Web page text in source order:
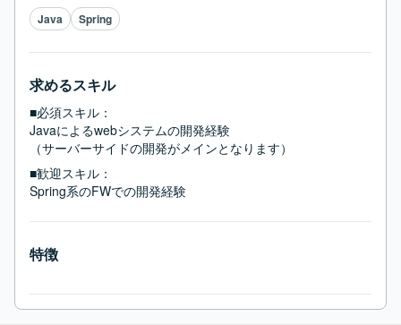
Java Spring
求めるスキル
■必須スキル：
Javaによるwebシステムの開発経験
（サーバーサイドの開発がメインとなります）
■歓迎スキル：
Spring系のFWでの開発経験
特徴